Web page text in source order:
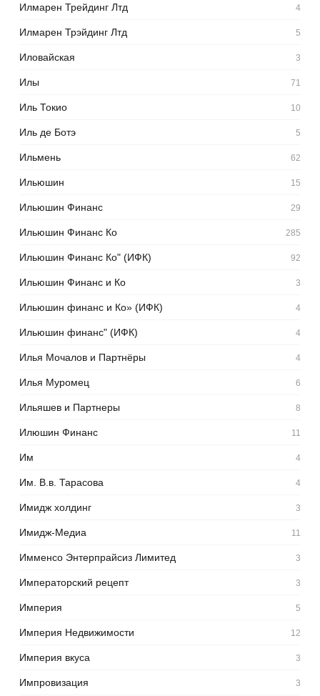
Илмарен Трейдинг Лтд 4
Илмарен Трэйдинг Лтд 5
Иловайская 3
Илы 71
Иль Токио 10
Иль де Ботэ 5
Ильмень 62
Ильюшин 15
Ильюшин Финанс 29
Ильюшин Финанс Ко 285
Ильюшин Финанс Ко" (ИФК) 92
Ильюшин Финанс и Ко 3
Ильюшин финанс и Ко» (ИФК) 4
Ильюшин финанс" (ИФК) 4
Илья Мочалов и Партнёры 4
Илья Муромец 6
Ильяшев и Партнеры 8
Илюшин Финанс 11
Им 4
Им. В.в. Тарасова 4
Имидж холдинг 3
Имидж-Медиа 11
Имменсо Энтерпрайсиз Лимитед 3
Императорский рецепт 3
Империя 5
Империя Недвижимости 12
Империя вкуса 3
Импровизация 3